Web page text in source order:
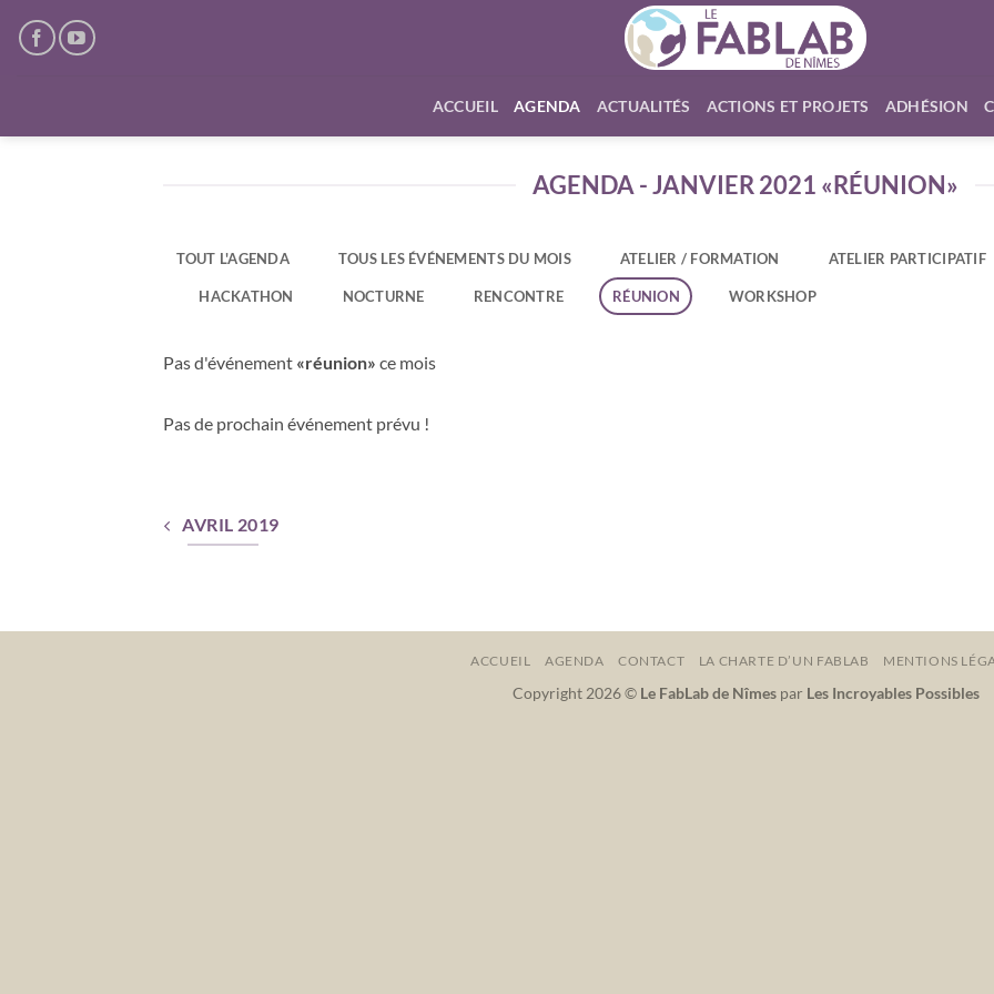
ACCUEIL AGENDA ACTUALITÉS ACTIONS ET PROJETS ADHÉSION
AGENDA - JANVIER 2021 «RÉUNION»
TOUT L'AGENDA TOUS LES ÉVÉNEMENTS DU MOIS ATELIER / FORMATION ATELIER PARTICIPATIF
HACKATHON NOCTURNE RENCONTRE RÉUNION WORKSHOP
Pas d'événement «réunion» ce mois
Pas de prochain événement prévu !
AVRIL 2019
ACCUEIL AGENDA CONTACT LA CHARTE D’UN FABLAB MENTIONS
Copyright 2026 © Le FabLab de Nîmespar Les Incroyables Possibles